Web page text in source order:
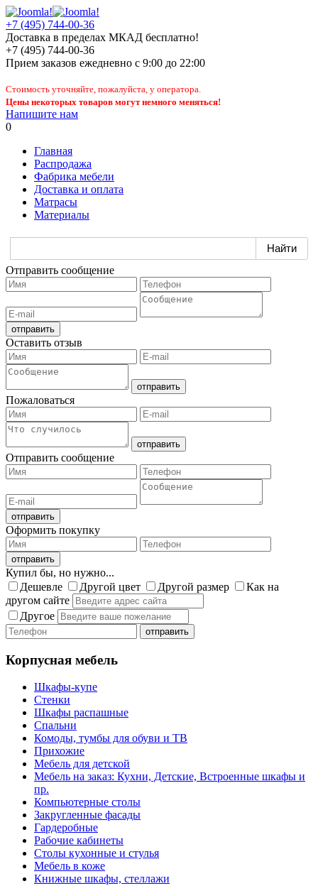
+7 (495) 744-00-36
Доставка в пределах МКАД бесплатно!
+7 (495) 744-00-36
Прием заказов ежедневно с 9:00 до 22:00
Стоимость уточняйте, пожалуйста, у оператора.
Цены некоторых товаров могут немного меняться!
Напишите нам
0
Главная
Распродажа
Фабрика мебели
Доставка и оплата
Матрасы
Материалы
Отправить сообщение
Оставить отзыв
Пожаловаться
Отправить сообщение
Оформить покупку
Купил бы, но нужно...
Дешевле
Другой цвет Другой размер
Как на
другом сайте
Другое
Корпусная мебель
Шкафы-купе
Стенки
Шкафы распашные
Спальни
Комоды, тумбы для обуви и ТВ
Прихожие
Мебель для детской
Мебель на заказ: Кухни, Детские, Встроенные шкафы и
пр.
Компьютерные столы
Закругленные фасады
Гардеробные
Рабочие кабинеты
Столы кухонные и стулья
Мебель в коже
Книжные шкафы, стеллажи